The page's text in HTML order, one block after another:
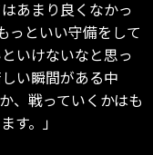
あまり良くなかっ
っといい守備をして
いけないなと思っ
い瞬間がある中
、戦っていくかはも
す。」